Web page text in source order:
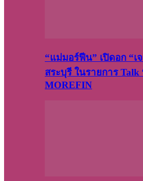
“แม่มอร์ฟีน” เปิดอก “
สระบุรี ในรายการ Talk
MOREFIN